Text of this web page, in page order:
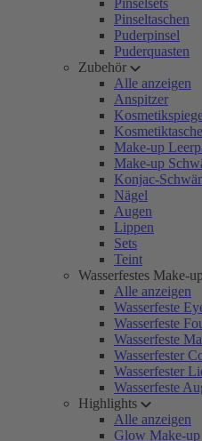
Pinselsets
Pinseltaschen
Puderpinsel
Puderquasten
Zubehör
Alle anzeigen
Anspitzer
Make-up
Make-up
Konjac-
Nägel
Augen
Lippen
Sets
Teint
Wasserfestes Make-
Alle anzeigen
Wasserfeste
Wasserfeste
Wasserfeste
Wasserfester
Wasserfester
Wasserfeste
Highlights
Alle anzeigen
Glow Make-up